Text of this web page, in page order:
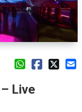
Live